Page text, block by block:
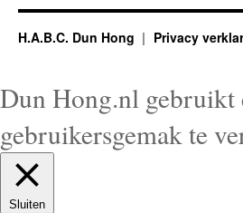
H.A.B.C. Dun Hong Privacy
Dun Hong.nl gebruikt
gebruikersgemak te
Sluiten